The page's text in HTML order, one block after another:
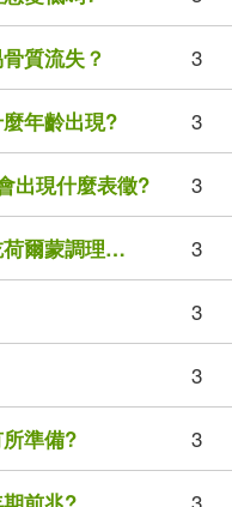
質流失？ 3
年齡出現? 3
出現什麼表徵? 3
荷爾蒙調理… 3
3
3
準備? 3